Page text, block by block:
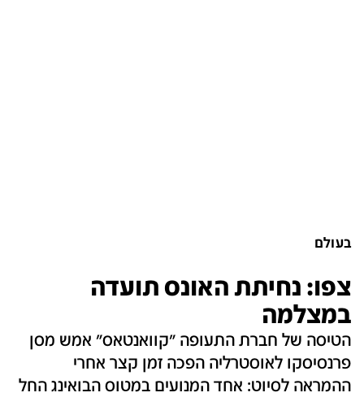
בעולם
צפו: נחיתת האונס תועדה
במצלמה
הטיסה של חברת התעופה "קוואנטאס" אמש מסן
פרנסיסקו לאוסטרליה הפכה זמן קצר אחרי
ההמראה לסיוט: אחד המנועים במטוס הבואינג החל